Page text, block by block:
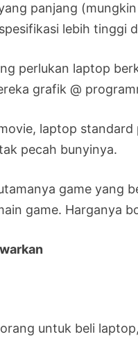
panjang
lebih tinggi
perlukan laptop
grafik @
laptop
pecah bunyinya.
game yang
game. Harganya
untuk beli